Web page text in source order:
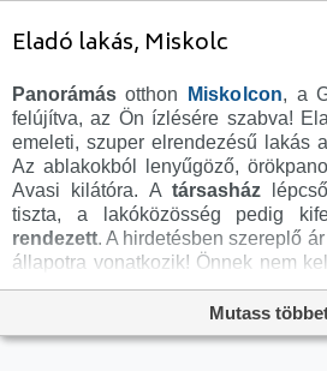
Eladó lakás, Miskolc
Panorámás otthon Miskolcon, a
felújítva, az Ön ízlésére szabva!
emeleti, szuper elrendezésű lakás
Az ablakokból lenyűgöző,
Avasi kilátóra. A társasház
tiszta, a lakóközösség pedig
rendezett. A hirdetésben szereplő
állapotra vonatkozik! Önnek nem
bajlódnia, a tulajdonos egyben a
szerződésben vállalja, hogy az
megfizetését követően 1
Mutass